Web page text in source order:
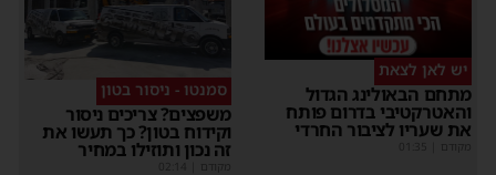
יש לאן לצאת
מתחם הבאולינג הגדול
והאטרקטיבי בדרום פותח
את שעריו לציבור החרדי
מקודם
סמנטו - ניסור בטון
משפצים? צריכים ניסור
וקידוח בטון? כך תעשו את
זה נכון ותוזילו במחיר
מקודם